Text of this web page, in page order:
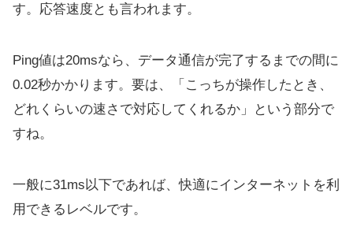
す。応答速度とも言われます。
Ping値は20msなら、データ通信が完了するまでの間に
0.02秒かかります。要は、「こっちが操作したとき、
どれくらいの速さで対応してくれるか」という部分で
すね。
一般に31ms以下であれば、快適にインターネットを利
用できるレベルです。